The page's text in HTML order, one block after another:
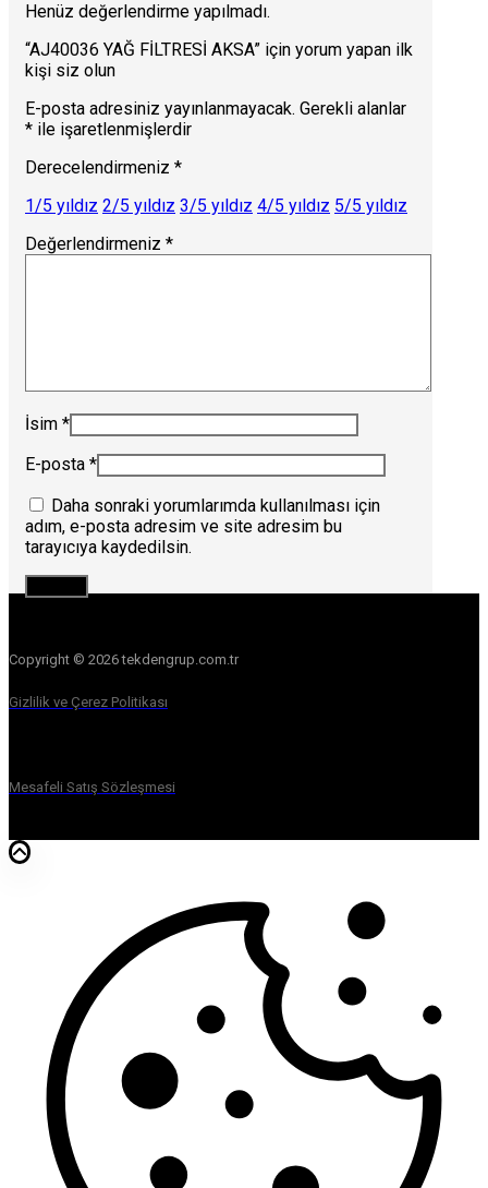
Henüz değerlendirme yapılmadı.
“AJ40036 YAĞ FİLTRESİ AKSA” için yorum yapan ilk
kişi siz olun
E-posta adresiniz yayınlanmayacak. Gerekli alanlar
* ile işaretlenmişlerdir
Derecelendirmeniz *
1/5 yıldız 2/5 yıldız 3/5 yıldız 4/5 yıldız 5/5 yıldız
Değerlendirmeniz *
İsim *
E-posta *
Daha sonraki yorumlarımda kullanılması için
adım, e-posta adresim ve site adresim bu
tarayıcıya kaydedilsin.
Copyright © 2026 tekdengrup.com.tr
Gizlilik ve Çerez Politikası
Mesafeli Satış Sözleşmesi